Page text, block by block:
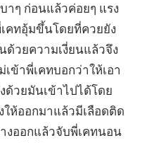
าๆ ก่อนแล้วค่อยๆ แรง
คทอุ้มขึ้นโดยที่ควยยัง
ด้วยความเงี่ยนแล้วจึง
เข้าพี่เคทบอกว่าให้เอา
ด้วยมันเข้าไปได้โดย
ให้ออกมาแล้วมีเลือดติด
งออกแล้วจับพี่เคทนอน